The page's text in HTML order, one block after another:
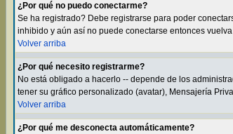
¿Por qué no puedo conectarme?
Se ha registrado? Debe registrarse para poder
inhibido y aún así no puede conectarse entonces
Volver arriba
¿Por qué necesito registrarme?
No está obligado a hacerlo -- depende de los
tener su gráfico personalizado (avatar), Mensajería
Volver arriba
¿Por qué me desconecta automáticamente?